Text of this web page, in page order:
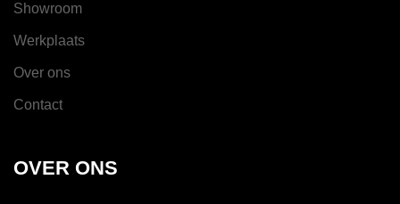
Showroom
Werkplaats
Over ons
Contact
OVER ONS